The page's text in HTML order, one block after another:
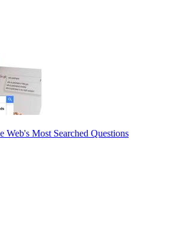
Web's Most Searched Questions